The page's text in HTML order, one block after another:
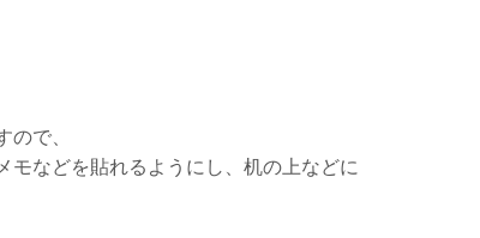
ので、
モなどを貼れるようにし、机の上などに